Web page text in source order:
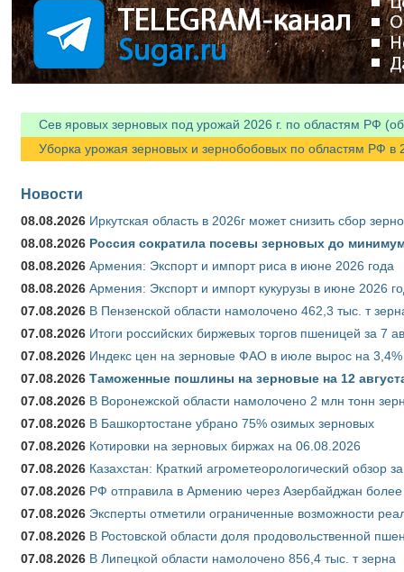
Сев яровых зерновых под урожай 2026 г. по областям РФ
Уборка урожая зерновых и зернобобовых по областям РФ в
Новости
08.08.2026 Иркутская область в 2026г может снизить сбор
08.08.2026 Россия сократила посевы зерновых до
08.08.2026 Армения: Экспорт и импорт риса в июне 2026 года
08.08.2026 Армения: Экспорт и импорт кукурузы в июне 2026
07.08.2026 В Пензенской области намолочено 462,3 тыс. т
07.08.2026 Итоги российских биржевых торгов пшеницей за 7
07.08.2026 Индекс цен на зерновые ФАО в июле вырос на 3,4%
07.08.2026 Таможенные пошлины на зерновые на 12
07.08.2026 В Воронежской области намолочено 2 млн тонн
07.08.2026 В Башкортостане убрано 75% озимых зерновых
07.08.2026 Котировки на зерновых биржах на 06.08.2026
07.08.2026 Казахстан: Краткий агрометеорологический обзор
07.08.2026 РФ отправила в Армению через Азербайджан более
07.08.2026 Эксперты отметили ограниченные возможности
07.08.2026 В Ростовской области доля продовольственной
07.08.2026 В Липецкой области намолочено 856,4 тыс. т зерна